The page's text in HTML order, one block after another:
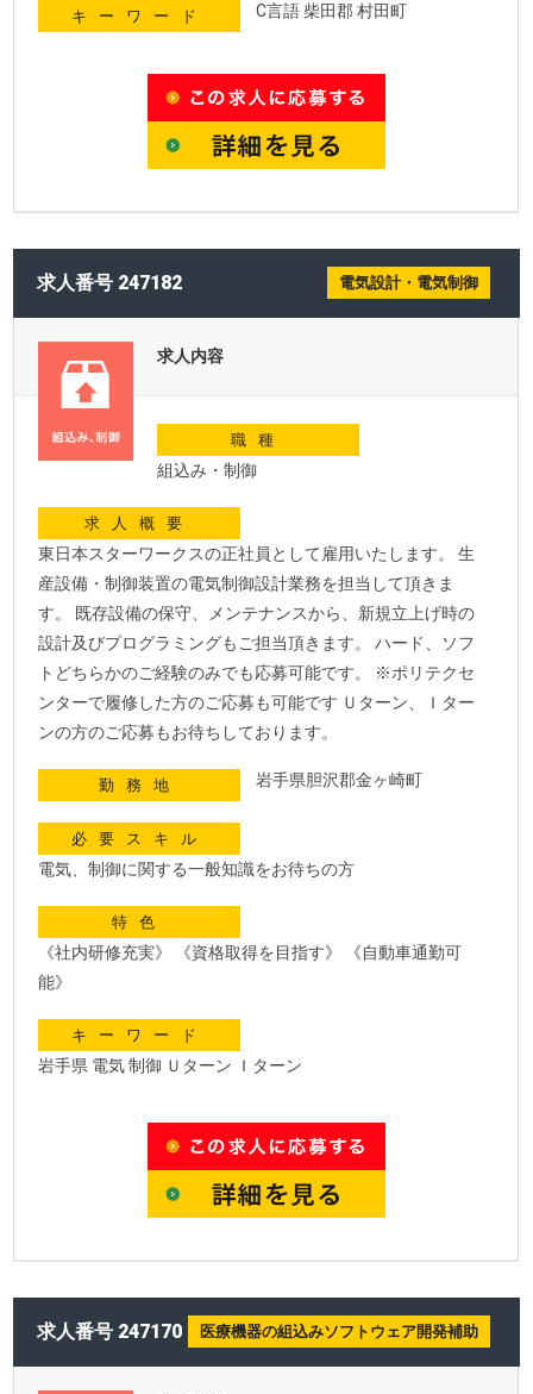
キーワード C言語 柴田郡 村田町
求人番号 247182 電気設計・電気制御
求人内容
職種
組込み・制御
求人概要
東日本スターワークスの正社員として雇用いたします。 生
産設備・制御装置の電気制御設計業務を担当して頂きま
す。 既存設備の保守、メンテナンスから、新規立上げ時の
設計及びプログラミングもご担当頂きます。 ハード、ソフ
トどちらかのご経験のみでも応募可能です。 ※ポリテクセ
ンターで履修した方のご応募も可能です Ｕターン、Ｉター
ンの方のご応募もお待ちしております。
勤務地 岩手県胆沢郡金ヶ崎町
必要スキル
電気、制御に関する一般知識をお待ちの方
特色
《社内研修充実》 《資格取得を目指す》 《自動車通勤可
能》
キーワード
岩手県 電気 制御 Ｕターン Ｉターン
求人番号 247170 医療機器の組込みソフトウェア開発補助